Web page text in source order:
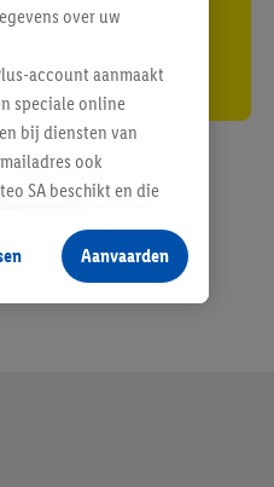
over uw
account aanmaakt
speciale online
bij diensten van
ook
SA beschikt en die
voor producten waarin
te voegen, maar het
als er met behulp
Door op
informatie,
Aanvaarden